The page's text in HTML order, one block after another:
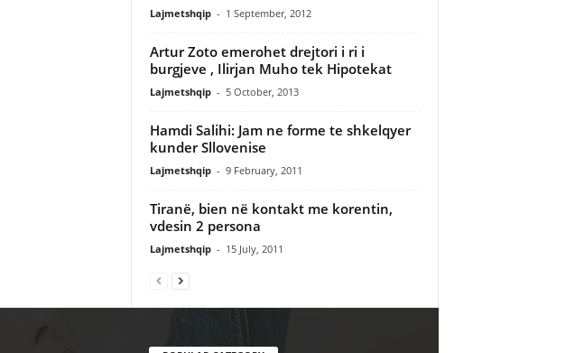
Lajmetshqip - 1 September, 2012
Artur Zoto emerohet drejtori i ri i
burgjeve , Ilirjan Muho tek Hipotekat
Lajmetshqip - 5 October, 2013
Hamdi Salihi: Jam ne forme te shkelqyer
kunder Sllovenise
Lajmetshqip - 9 February, 2011
Tiranë, bien në kontakt me korentin,
vdesin 2 persona
Lajmetshqip - 15 July, 2011